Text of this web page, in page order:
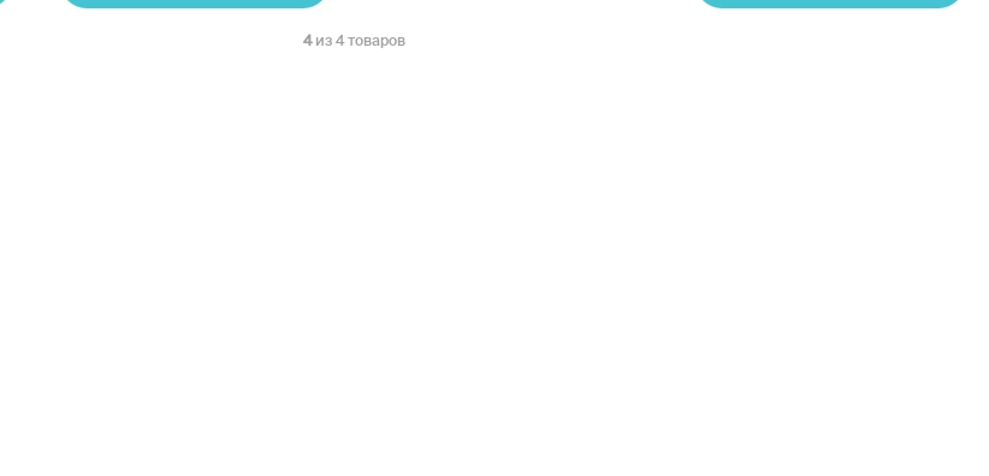
4 из 4 товаров